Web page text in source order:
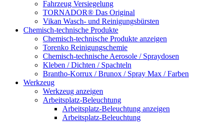
Fahrzeug Versiegelung
TORNADOR® Das Original
Vikan Wasch- und Reinigungsbürsten
Chemisch-technische Produkte
Chemisch-technische Produkte anzeigen
Torenko Reinigungschemie
Chemisch-technische Aerosole / Spraydosen
Kleben / Dichten / Spachteln
Brantho-Korrux / Brunox / Spray Max / Farben
Werkzeug
Werkzeug anzeigen
Arbeitsplatz-Beleuchtung
Arbeitsplatz-Beleuchtung anzeigen
Arbeitsplatz-Beleuchtung